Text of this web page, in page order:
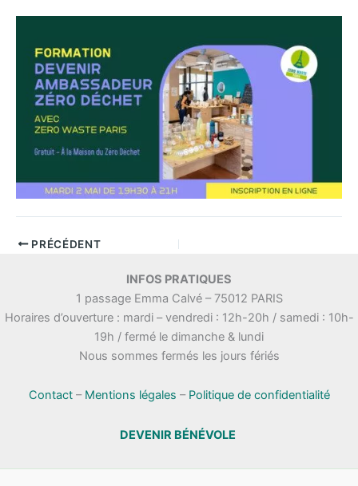
PRÉCÉDENT
INFOS PRATIQUES
1 passage Emma Calvé – 75012 PARIS
Horaires d’ouverture : mardi – vendredi : 12h-20h / samedi : 10h-
19h / fermé le dimanche & lundi
Nous sommes fermés les jours fériés
Contact– Mentions légales – Politique de confidentialité
DEVENIR BÉNÉVOLE